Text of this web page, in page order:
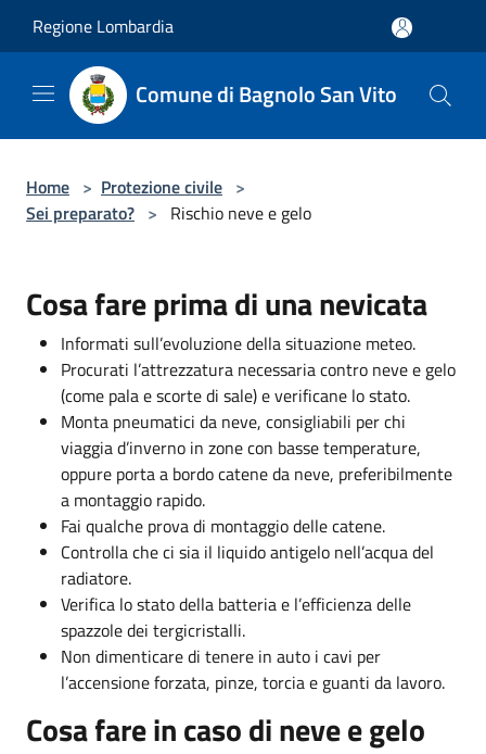
Regione Lombardia
Comune di Bagnolo San Vito
Home > Protezione civile >
Sei preparato? > Rischio neve e gelo
Cosa fare prima di una nevicata
Informati sull’evoluzione della situazione meteo.
Procurati l’attrezzatura necessaria contro neve e gelo
(come pala e scorte di sale) e verificane lo stato.
Monta pneumatici da neve, consigliabili per chi
viaggia d’inverno in zone con basse temperature,
oppure porta a bordo catene da neve, preferibilmente
a montaggio rapido.
Fai qualche prova di montaggio delle catene.
Controlla che ci sia il liquido antigelo nell’acqua del
radiatore.
Verifica lo stato della batteria e l’efficienza delle
spazzole dei tergicristalli.
Non dimenticare di tenere in auto i cavi per
l’accensione forzata, pinze, torcia e guanti da lavoro.
Cosa fare in caso di neve e gelo